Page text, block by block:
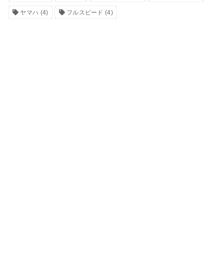
ヤマハ (4) フルスピード (4)